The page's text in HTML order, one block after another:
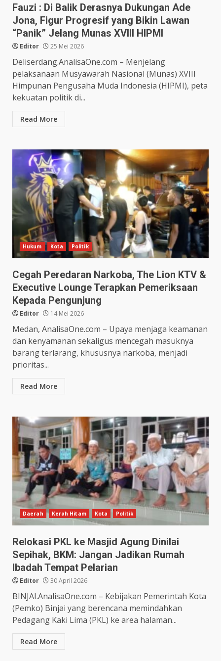
Fauzi : Di Balik Derasnya Dukungan Ade
Jona, Figur Progresif yang Bikin Lawan
“Panik” Jelang Munas XVIII HIPMI
Editor 25 Mei 2026
Deliserdang.AnalisaOne.com – Menjelang
pelaksanaan Musyawarah Nasional (Munas) XVIII
Himpunan Pengusaha Muda Indonesia (HIPMI), peta
kekuatan politik di...
Read More
Hukum Kota Politik
Cegah Peredaran Narkoba, The Lion KTV &
Executive Lounge Terapkan Pemeriksaan
Kepada Pengunjung
Editor 14 Mei 2026
Medan, AnalisaOne.com – Upaya menjaga keamanan
dan kenyamanan sekaligus mencegah masuknya
barang terlarang, khususnya narkoba, menjadi
prioritas...
Read More
Daerah Kerah Hitam Kota Politik
Relokasi PKL ke Masjid Agung Dinilai
Sepihak, BKM: Jangan Jadikan Rumah
Ibadah Tempat Pelarian
Editor 30 April 2026
BINJAI.AnalisaOne.com – Kebijakan Pemerintah Kota
(Pemko) Binjai yang berencana memindahkan
Pedagang Kaki Lima (PKL) ke area halaman...
Read More